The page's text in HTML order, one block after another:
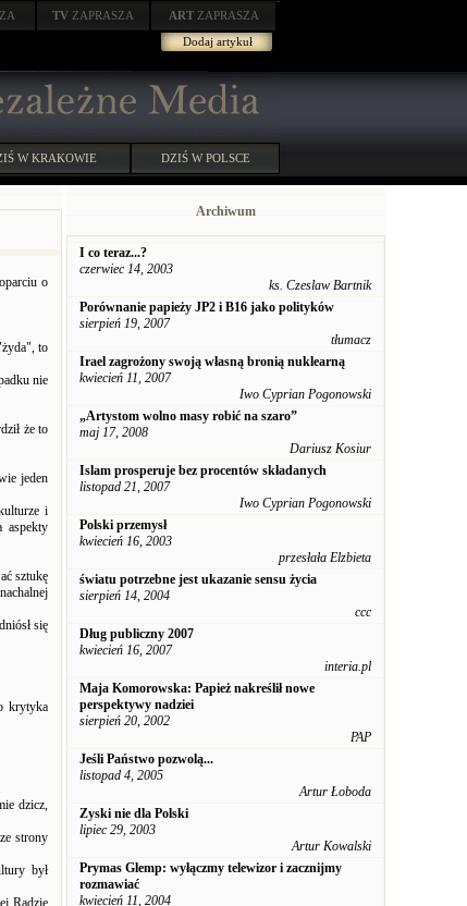
TV ZAPRASZA ART ZAPRASZA
Dodaj artykuł
W KRAKOWIE DZIŚ W POLSCE
o
to
nie
że to
jeden
i
aspekty
sztukę
się
krytyka
dzicz,
strony
był
Radzie
Archiwum
I co teraz...?
czerwiec 14, 2003
ks. Czeslaw Bartnik
Porównanie papieży JP2 i B16 jako polityków
sierpień 19, 2007
tłumacz
Irael zagrożony swoją własną bronią nuklearną
kwiecień 11, 2007
Iwo Cyprian Pogonowski
„Artystom wolno masy robić na szaro”
maj 17, 2008
Dariusz Kosiur
Islam prosperuje bez procentów składanych
listopad 21, 2007
Iwo Cyprian Pogonowski
Polski przemysł
kwiecień 16, 2003
przesłała Elzbieta
światu potrzebne jest ukazanie sensu życia
sierpień 14, 2004
ccc
Dług publiczny 2007
kwiecień 16, 2007
interia.pl
Maja Komorowska: Papież nakreślił nowe
perspektywy nadziei
sierpień 20, 2002
PAP
Jeśli Państwo pozwolą...
listopad 4, 2005
Artur Łoboda
Zyski nie dla Polski
lipiec 29, 2003
Artur Kowalski
Prymas Glemp: wyłączmy telewizor i zacznijmy
rozmawiać
kwiecień 11, 2004